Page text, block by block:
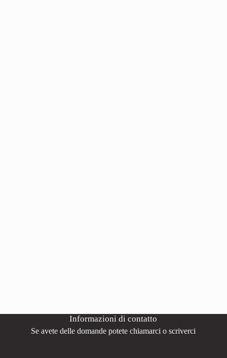
Informazioni di contatto
Se avete delle domande potete chiamarci o scriverci